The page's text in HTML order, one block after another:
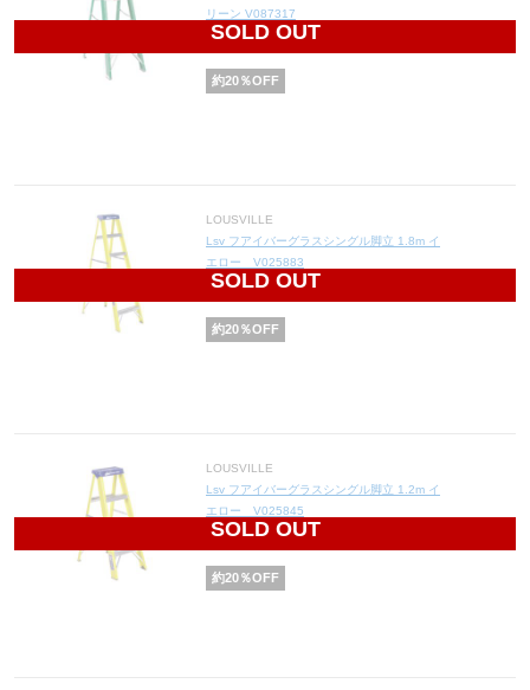
SOLD OUT
リーン V087317
10,000
約20％OFF
SOLD OUT
LOUSVILLE
Lsv フアイバーグラスシングル脚立 1.8m イ
エロー V025883
13,080
約20％OFF
SOLD OUT
LOUSVILLE
Lsv フアイバーグラスシングル脚立 1.2m イ
エロー V025845
8,784
約20％OFF